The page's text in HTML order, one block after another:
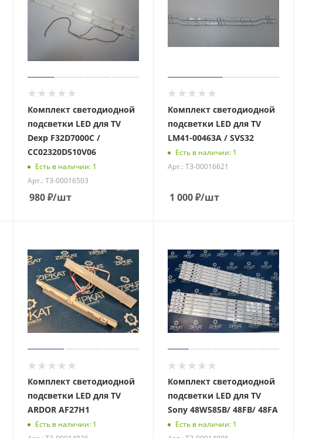
Комплект светодиодной
подсветки LED для TV
Dexp F32D7000C /
CC02320D510V06
Есть в наличии: 1
Арт.: ТЗ-00016503
980₽/шт
Комплект светодиодной
подсветки LED для TV
LM41-00463A / SVS32
Есть в наличии: 1
Арт.: ТЗ-00016621
1 000₽/шт
Комплект светодиодной
подсветки LED для TV
ARDOR AF27H1
Есть в наличии: 1
Комплект светодиодной
подсветки LED для TV
Sony 48W585B/ 48FB/ 48FA
Есть в наличии: 1